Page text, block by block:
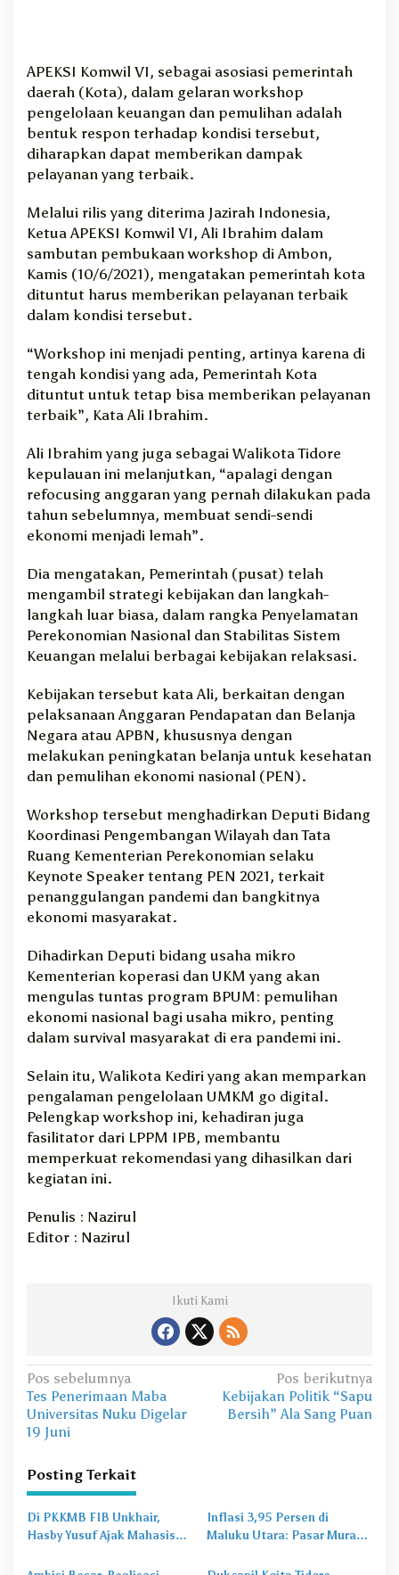
APEKSI Komwil VI, sebagai asosiasi pemerintah
daerah (Kota), dalam gelaran workshop
pengelolaan keuangan dan pemulihan adalah
bentuk respon terhadap kondisi tersebut,
diharapkan dapat memberikan dampak
pelayanan yang terbaik.
Melalui rilis yang diterima Jazirah Indonesia,
Ketua APEKSI Komwil VI, Ali Ibrahim dalam
sambutan pembukaan workshop di Ambon,
Kamis (10/6/2021), mengatakan pemerintah kota
dituntut harus memberikan pelayanan terbaik
dalam kondisi tersebut.
“Workshop ini menjadi penting, artinya karena di
tengah kondisi yang ada, Pemerintah Kota
dituntut untuk tetap bisa memberikan pelayanan
terbaik”, Kata Ali Ibrahim.
Ali Ibrahim yang juga sebagai Walikota Tidore
kepulauan ini melanjutkan, “apalagi dengan
refocusing anggaran yang pernah dilakukan pada
tahun sebelumnya, membuat sendi-sendi
ekonomi menjadi lemah”.
Dia mengatakan, Pemerintah (pusat) telah
mengambil strategi kebijakan dan langkah-
langkah luar biasa, dalam rangka Penyelamatan
Perekonomian Nasional dan Stabilitas Sistem
Keuangan melalui berbagai kebijakan relaksasi.
Kebijakan tersebut kata Ali, berkaitan dengan
pelaksanaan Anggaran Pendapatan dan Belanja
Negara atau APBN, khususnya dengan
melakukan peningkatan belanja untuk kesehatan
dan pemulihan ekonomi nasional (PEN).
Workshop tersebut menghadirkan Deputi Bidang
Koordinasi Pengembangan Wilayah dan Tata
Ruang Kementerian Perekonomian selaku
Keynote Speaker tentang PEN 2021, terkait
penanggulangan pandemi dan bangkitnya
ekonomi masyarakat.
Dihadirkan Deputi bidang usaha mikro
Kementerian koperasi dan UKM yang akan
mengulas tuntas program BPUM: pemulihan
ekonomi nasional bagi usaha mikro, penting
dalam survival masyarakat di era pandemi ini.
Selain itu, Walikota Kediri yang akan memparkan
pengalaman pengelolaan UMKM go digital.
Pelengkap workshop ini, kehadiran juga
fasilitator dari LPPM IPB, membantu
memperkuat rekomendasi yang dihasilkan dari
kegiatan ini.
Penulis : Nazirul
Editor : Nazirul
Ikuti Kami
N
a
v
g
a
s
i
Pos sebelumnya
Tes Penerimaan Maba
Universitas Nuku Digelar
19 Juni
Pos berikutnya
Kebijakan Politik “Sapu
Bersih” Ala Sang Puan
Posting Terkait
Di PKKMB FIB Unkhair,
Hasby Yusuf Ajak Mahasiswa
Budaya dan Literasi
Inflasi 3,95 Persen di
Maluku Utara: Pasar Murah
Masalah Baru